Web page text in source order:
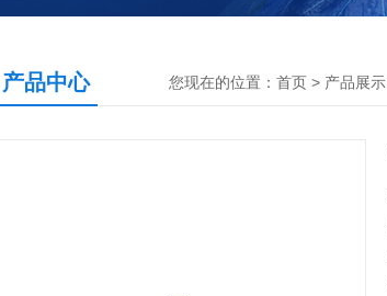
产品中心 您现在的位置： 首页 > 产品展示